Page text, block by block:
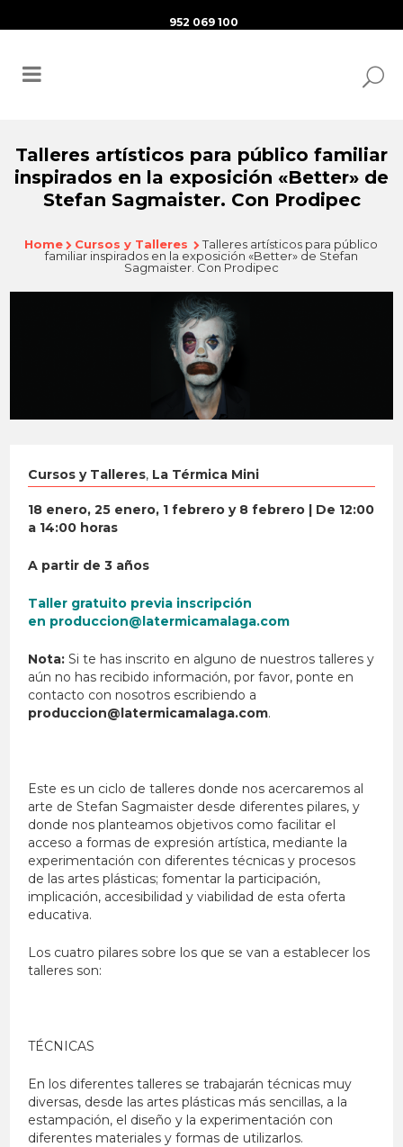
952 069 100
Talleres artísticos para público familiar
inspirados en la exposición «Better» de
Stefan Sagmaister. Con Prodipec
Home Cursos y Talleres
Talleres artísticos para público
familiar inspirados en la exposición «Better» de Stefan
Sagmaister. Con Prodipec
Cursos y Talleres, La Térmica Mini
18 enero, 25 enero, 1 febrero y 8 febrero | De 12:00
a 14:00 horas
A partir de 3 años
Taller gratuito previa inscripción
en produccion@latermicamalaga.com
Nota: Si te has inscrito en alguno de nuestros talleres y
aún no has recibido información, por favor, ponte en
contacto con nosotros escribiendo a
produccion@latermicamalaga.com.
Este es un ciclo de talleres donde nos acercaremos al
arte de Stefan Sagmaister desde diferentes pilares, y
donde nos planteamos objetivos como facilitar el
acceso a formas de expresión artística, mediante la
experimentación con diferentes técnicas y procesos
de las artes plásticas; fomentar la participación,
implicación, accesibilidad y viabilidad de esta oferta
educativa.
Los cuatro pilares sobre los que se van a establecer los
talleres son:
TÉCNICAS
En los diferentes talleres se trabajarán técnicas muy
diversas, desde las artes plásticas más sencillas, a la
estampación, el diseño y la experimentación con
diferentes materiales y formas de utilizarlos.